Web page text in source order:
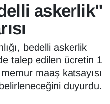
askerlik"
bedelli askerlik
talep edilen ücretin 1
maaş katsayısı
duyurdu.
ve Fikstür